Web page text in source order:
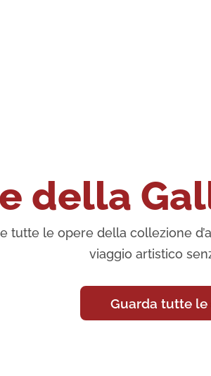
della
tutte le opere della collezione
viaggio artistico
Guarda tutte le